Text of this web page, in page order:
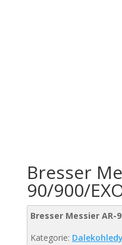
Bresser
90/900/
Bresser Messier AR-
Kategorie: Dalekohledy